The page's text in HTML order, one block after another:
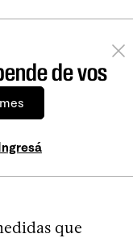
de vos
que